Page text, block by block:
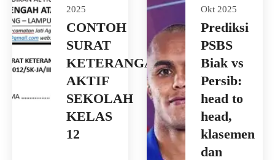
2025
CONTOH
SURAT
KETERANGAN
AKTIF
SEKOLAH
KELAS
12
Okt 2025
Prediksi
PSBS
Biak vs
Persib:
head to
head,
klasemen
dan